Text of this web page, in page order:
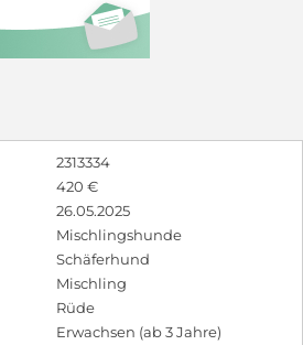
2313334
420 €
26.05.2025
Mischlingshunde
Schäferhund
Mischling
Rüde
Erwachsen (ab 3 Jahre)